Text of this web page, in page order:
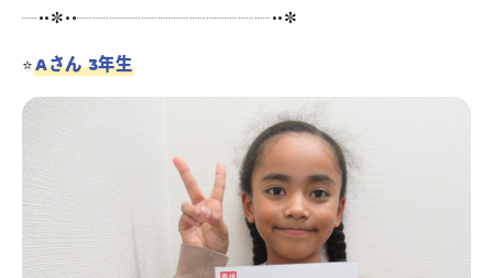
┈••✼••┈┈┈┈┈┈┈┈┈┈┈┈••✼
⭐️Aさん 3年生